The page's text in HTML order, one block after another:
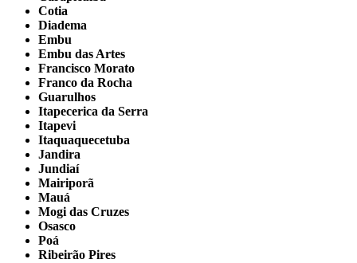
Cotia
Diadema
Embu
Embu das Artes
Francisco Morato
Franco da Rocha
Guarulhos
Itapecerica da Serra
Itapevi
Itaquaquecetuba
Jandira
Jundiaí
Mairiporã
Mauá
Mogi das Cruzes
Osasco
Poá
Ribeirão Pires